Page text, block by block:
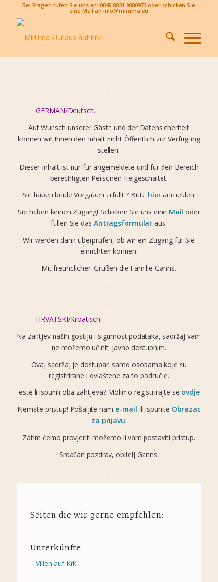
Bei Fragen rufen Sie uns an: 0049 8031 9080973 oder schicken Sie
eine Mail an info@miruma.eu
.
GERMAN/Deutsch.
Auf Wunsch unserer Gäste und der Datensicherheit
können wir Ihnen den Inhalt nicht Öffentlich zur Verfügung
stellen.
Dieser Inhalt ist nur für angemeldete und für den Bereich
berechtigten Personen freigeschaltet.
Sie haben beide Vorgaben erfüllt ? Bitte hieranmelden.
Sie haben keinen Zugang! Schicken Sie uns eine Mail oder
füllen Sie dasAntragsformular aus.
Wir werden dann überprüfen, ob wir ein Zugang für Sie
einrichten können.
Mit freundlichen Grüßen die Familie Ganns.
.
.
HRVATSKI/Kroatisch
Na zahtjev naših gostiju i sigurnost podataka, sadržaj vam
ne možemo učiniti javno dostupnim.
Ovaj sadržaj je dostupan samo osobama koje su
registrirane i ovlaštene za to područje.
Jeste li ispunili oba zahtjeva? Molimo registrirajte se ovdje.
Nemate pristup! Pošaljite nam e-mail ili ispunite Obrazac
za prijavu.
Zatim ćemo provjeriti možemo li vam postaviti pristup.
Srdačan pozdrav, obitelj Ganns.
.
Seiten die wir gerne empfehlen:
Unterkünfte
–Villen auf Krk